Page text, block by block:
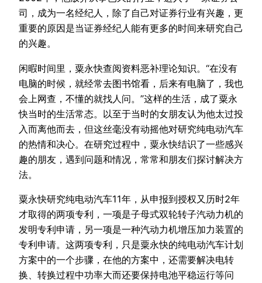
司，成为一名经纪人，除了自己对证券行业有兴趣，更
重要的原因是当证券经纪人能有更多的时间来研究自己
的兴趣。
闲暇时间里，粟永快查阅资料恶补理论知识。“在没有
电脑的时候，就经常去图书馆看，后来有电脑了，我也
会上网查，不懂的就找人问。”这样的生活，成了粟永
快当时的生活常态。以至于当时的女朋友认为他太过投
入而离他而去，但这丝毫没有动摇他对研究纯电动汽车
的热情和决心。在研究过程中，粟永快结识了一些感兴
趣的朋友，遇到问题和情况，常常和朋友们探讨解决方
法。
粟永快研究纯电动汽车11年，从申报到授权又历时2年
才取得的两项专利，一项是子母式双轮转子汽动力机的
发明专利申请，另一项是一种汽动力机增压加力装置的
专利申请。这两项专利，只是粟永快的纯电动汽车计划
方案中的一个步骤，在他的方案中，还需要解决电转
换、转换过程中功率大而还要保持电池平稳运行等问